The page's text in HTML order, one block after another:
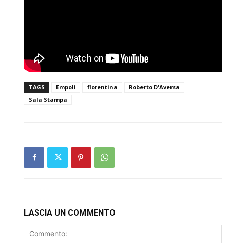
TAGS Empoli fiorentina
Roberto D'Aversa
Sala Stampa
LASCIA UN COMMENTO